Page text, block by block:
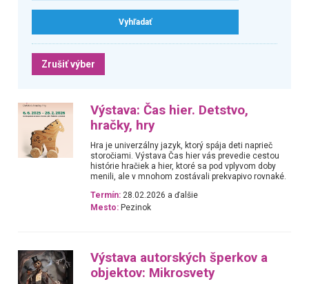
Zrušiť výber
Výstava: Čas hier. Detstvo,
hračky, hry
Hra je univerzálny jazyk, ktorý spája deti naprieč
storočiami. Výstava Čas hier vás prevedie cestou
histórie hračiek a hier, ktoré sa pod vplyvom doby
menili, ale v mnohom zostávali prekvapivo rovnaké.
Termín: 28.02.2026 a ďalšie
Mesto: Pezinok
Výstava autorských šperkov a
objektov: Mikrosvety